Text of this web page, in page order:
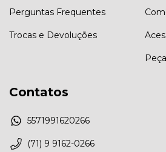
Perguntas Frequentes
Trocas e Devoluções
Contatos
5571991620266
(71) 9 9162-0266